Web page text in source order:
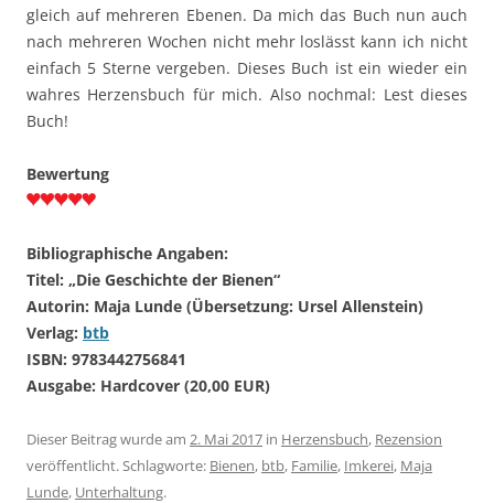
gleich auf mehreren Ebenen. Da mich das Buch nun auch
nach mehreren Wochen nicht mehr loslässt kann ich nicht
einfach 5 Sterne vergeben. Dieses Buch ist ein wieder ein
wahres Herzensbuch für mich. Also nochmal: Lest dieses
Buch!
Bewertung
Bibliographische Angaben:
Titel: „Die Geschichte der Bienen“
Autorin: Maja Lunde (Übersetzung: Ursel Allenstein)
Verlag: btb
ISBN: 9783442756841
Ausgabe: Hardcover (20,00 EUR)
Dieser Beitrag wurde am 2. Mai 2017 in Herzensbuch, Rezension
veröffentlicht. Schlagworte: Bienen, btb, Familie, Imkerei, Maja
Lunde, Unterhaltung.